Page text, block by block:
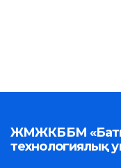
ЖМЖКББМ
технологиялық